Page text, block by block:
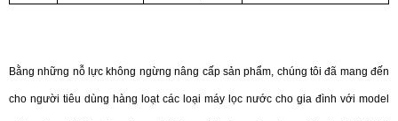
Bằng những nỗ lực không ngừng nâng cấp sản phẩm, chúng tôi đã mang đến
cho người tiêu dùng hàng loạt các loại máy lọc nước cho gia đình với model